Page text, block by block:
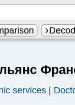
services|